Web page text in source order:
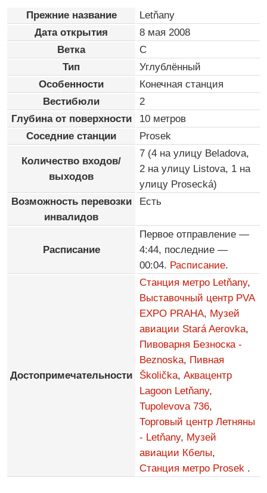
Прежние название
Letňany
Дата открытия
8 мая 2008
Ветка
C
Тип
Углублённый
Особенности
Конечная станция
Вестибюли
2
Глубина от поверхности
10 метров
Соседние станции
Prosek
Количество входов/
выходов
7 (4 на улицу Beladova,
2 на улицу Listova, 1 на
улицу Prosecká)
Возможность перевозки
инвалидов
Есть
Расписание
Первое отправление —
4:44, последние —
00:04. Расписание.
Достопримечательности
Станция метро Letňany,
Выставочный центр PVA
EXPO PRAHA, Музей
авиации Stará Aerovka,
Пивоварня Безноска -
Beznoska, Пивная
Školička, Аквацентр
Lagoon Letňany,
Tupolevova 736,
Торговый центр Летняны
- Letňany, Музей
авиации Кбелы,
Станция метро Prosek .